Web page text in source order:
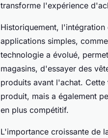
transforme l'expérience
Historiquement,
applications simples,
technologie a évolué,
magasins, d'essayer des
produits avant l'achat. Cette
produit, mais a également
en plus compétitif.
L'importance croissante de